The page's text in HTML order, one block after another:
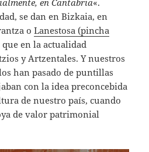
en Cantabria«.
se dan en Bizkaia, en
oLanestosa (pincha
que en la actualidad
y Artzentales. Y nuestros
han pasado de puntillas
con la idea preconcebida
de nuestro país, cuando
de valor patrimonial